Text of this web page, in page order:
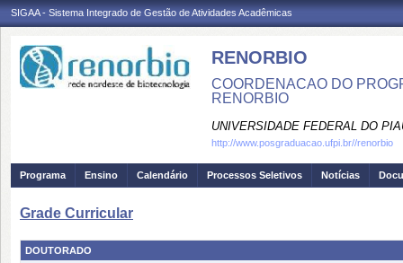
SIGAA - Sistema Integrado de Gestão de Atividades Acadêmicas
RENORBIO
COORDENACAO DO
RENORBIO
UNIVERSIDADE FEDERAL DO
http://www.posgraduacao.ufpi.br//renorbio
Programa Ensino Calendário Processos Seletivos Notícias
Grade Curricular
DOUTORADO